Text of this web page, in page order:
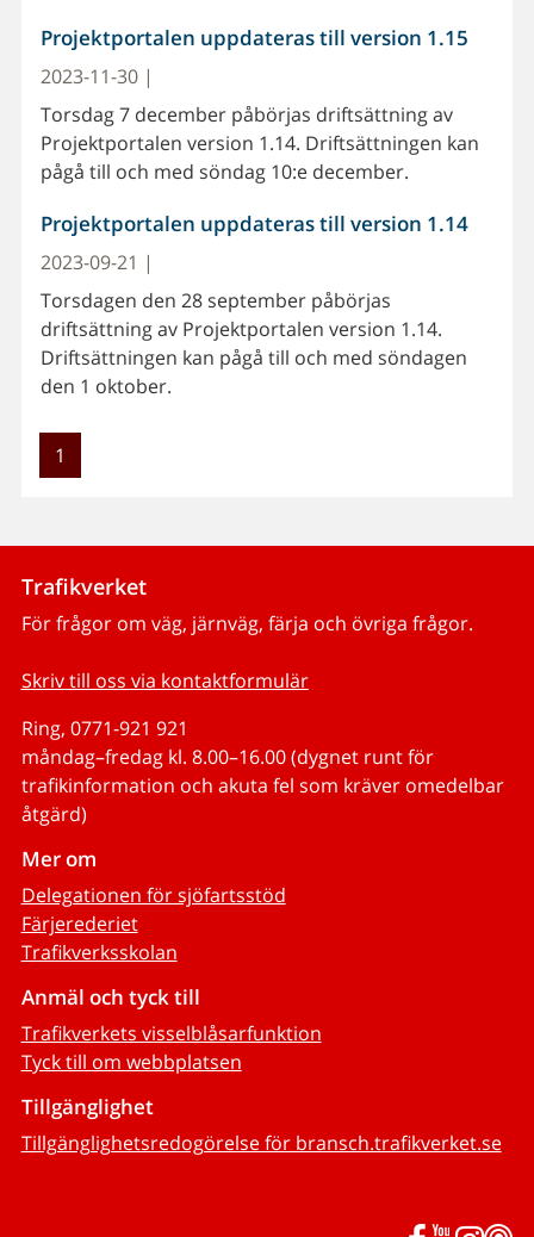
Projektportalen uppdateras till version 1.15
2023-11-30 |
Torsdag 7 december påbörjas driftsättning av
Projektportalen version 1.14. Driftsättningen kan
pågå till och med söndag 10:e december.
Projektportalen uppdateras till version 1.14
2023-09-21 |
Torsdagen den 28 september påbörjas
driftsättning av Projektportalen version 1.14.
Driftsättningen kan pågå till och med söndagen
den 1 oktober.
1
Trafikverket
För frågor om väg, järnväg, färja och övriga frågor.
Skriv till oss via kontaktformulär
Ring, 0771-921 921
måndag–fredag kl. 8.00–16.00 (dygnet runt för
trafikinformation och akuta fel som kräver omedelbar
åtgärd)
Mer om
Delegationen för sjöfartsstöd
Färjerederiet
Trafikverksskolan
Anmäl och tyck till
Trafikverkets visselblåsarfunktion
Tyck till om webbplatsen
Tillgänglighet
Tillgänglighetsredogörelse för bransch.trafikverket.se